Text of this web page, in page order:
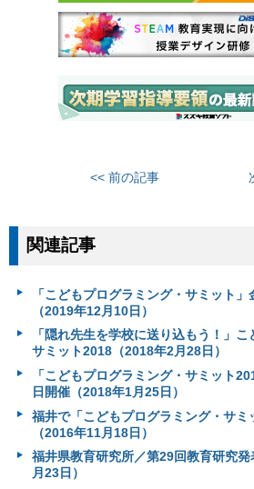
<< 前の記事
関連記事
「こどもプログラミング・サミット
（2019年12月10日）
「隠れ先生を学校に送り込もう！」こ
サミット2018（2018年2月28日）
「こどもプログラミング・サミット
日開催（2018年1月25日）
福井で「こどもプログラミング・サミ
（2016年11月18日）
福井県教育研究所／第29回教育研究
月23日）